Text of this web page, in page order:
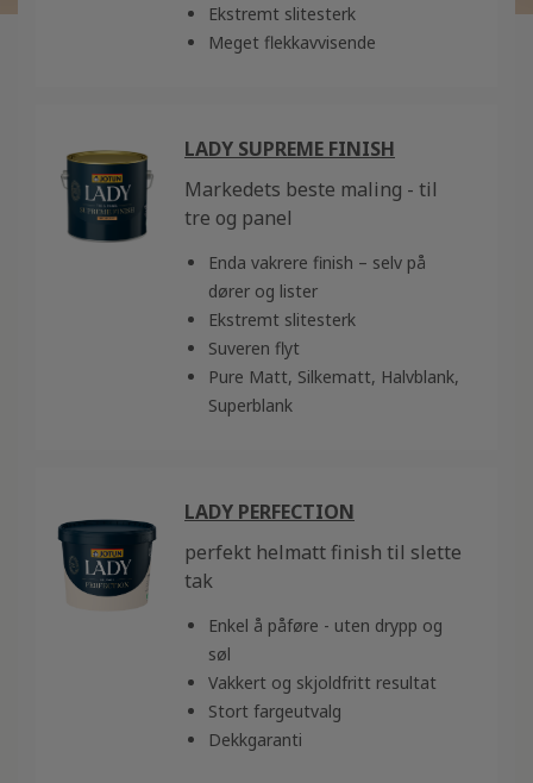
Ekstremt slitesterk
Meget flekkavvisende
LADY SUPREME FINISH
Markedets beste maling - til
tre og panel
Enda vakrere finish – selv på
dører og lister
Ekstremt slitesterk
Suveren flyt
Pure Matt, Silkematt, Halvblank,
Superblank
LADY PERFECTION
perfekt helmatt finish til slette
tak
Enkel å påføre - uten drypp og
søl
Vakkert og skjoldfritt resultat
Stort fargeutvalg
Dekkgaranti